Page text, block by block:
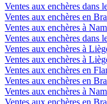
Ventes aux enchères dans
Ventes aux enchères en
Ventes aux enchères à
Ventes aux enchères dans
Ventes aux enchères à
Ventes aux enchères à
Ventes aux enchères en
Ventes aux enchères en
Ventes aux enchères à
Ventes aux enchères en